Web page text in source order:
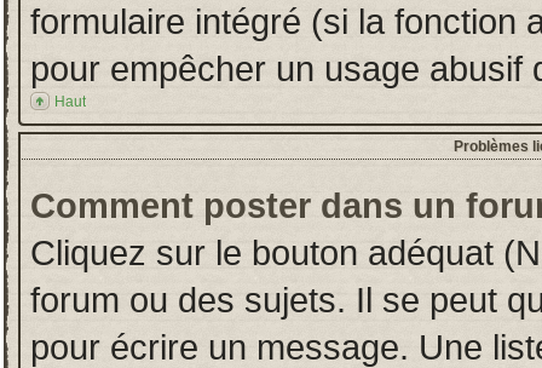
formulaire intégré (si la fonction
pour empêcher un usage abusif
Haut
Problèmes
Comment poster dans un
Cliquez sur le bouton adéquat
forum ou des sujets. Il se peut
pour écrire un message. Une